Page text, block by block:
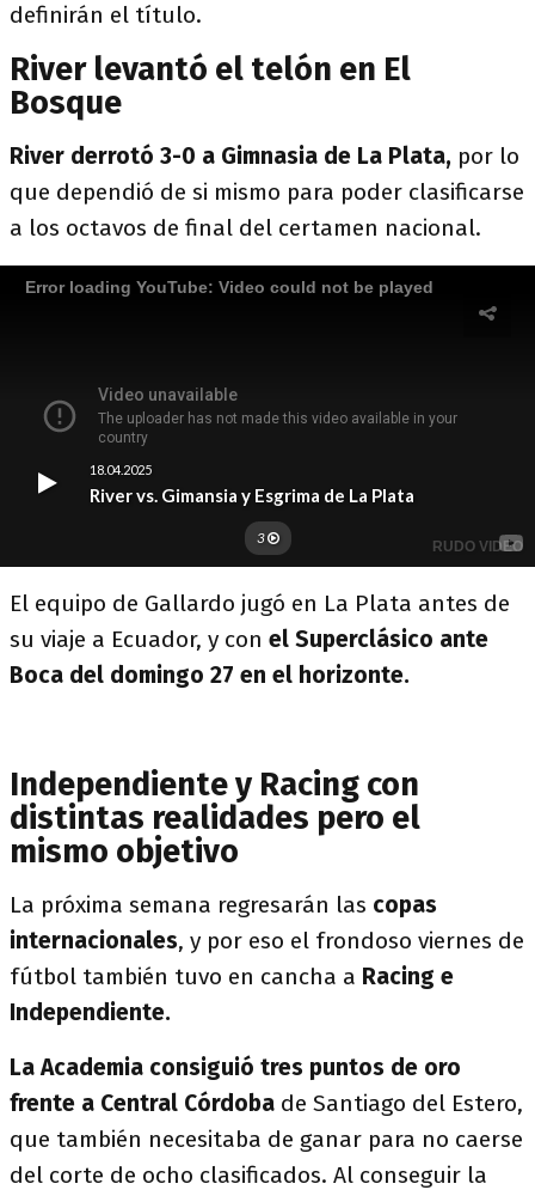
definirán el título.
River levantó el telón en El
Bosque
River derrotó 3-0 a Gimnasia de La Plata, por lo
que dependió de si mismo para poder clasificarse
a los octavos de final del certamen nacional.
El equipo de Gallardo jugó en La Plata antes de
su viaje a Ecuador, y con el Superclásico ante
Boca del domingo 27 en el horizonte.
Independiente y Racing con
distintas realidades pero el
mismo objetivo
La próxima semana regresarán las copas
internacionales, y por eso el frondoso viernes de
fútbol también tuvo en cancha a Racing e
Independiente.
La Academia consiguió tres puntos de oro
frente a Central Córdoba de Santiago del Estero,
que también necesitaba de ganar para no caerse
del corte de ocho clasificados. Al conseguir la